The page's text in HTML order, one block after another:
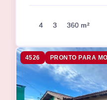
4 3 360 m²
4526 PRONTO PARA